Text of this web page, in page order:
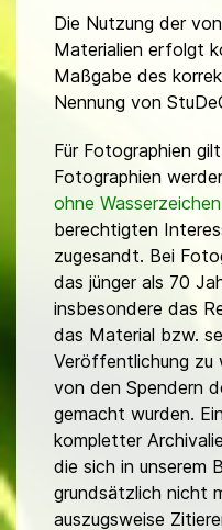
Die Nutzung der
Materialien erfolgt
Maßgabe des
Nennung von
Für Fotographien
Fotographien
ohne Wasserzeichen
berechtigten
zugesandt. Bei
das jünger als 70
insbesondere das
das Material bzw.
Veröffentlichung zu
von den Spendern
gemacht wurden.
kompletter
die sich in unserem
grundsätzlich nicht
auszugsweise